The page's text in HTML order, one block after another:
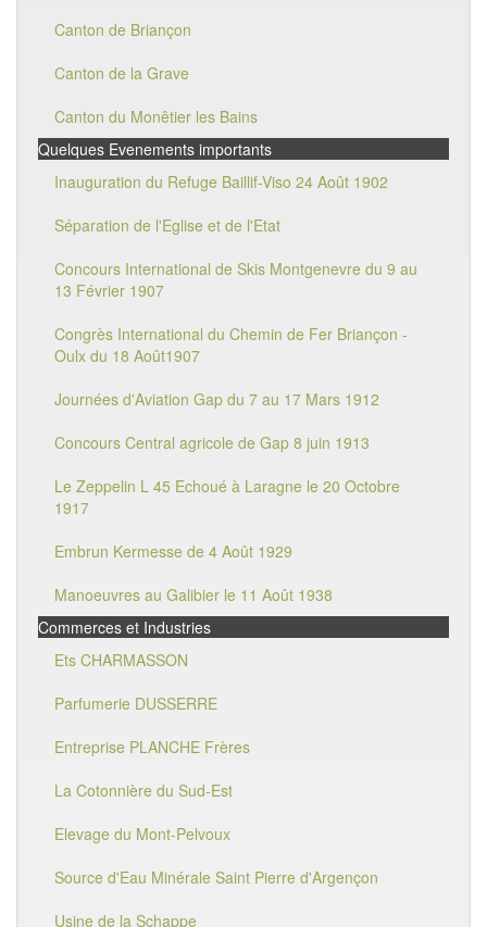
Canton de Briançon
Canton de la Grave
Canton du Monêtier les Bains
Quelques Evenements importants
Inauguration du Refuge Baillif-Viso 24 Août 1902
Séparation de l'Eglise et de l'Etat
Concours International de Skis Montgenevre du 9 au
13 Février 1907
Congrès International du Chemin de Fer Briançon -
Oulx du 18 Août1907
Journées d'Aviation Gap du 7 au 17 Mars 1912
Concours Central agricole de Gap 8 juin 1913
Le Zeppelin L 45 Echoué à Laragne le 20 Octobre
1917
Embrun Kermesse de 4 Août 1929
Manoeuvres au Galibier le 11 Août 1938
Commerces et Industries
Ets CHARMASSON
Parfumerie DUSSERRE
Entreprise PLANCHE Frères
La Cotonnière du Sud-Est
Elevage du Mont-Pelvoux
Source d'Eau Minérale Saint Pierre d'Argençon
Usine de la Schappe